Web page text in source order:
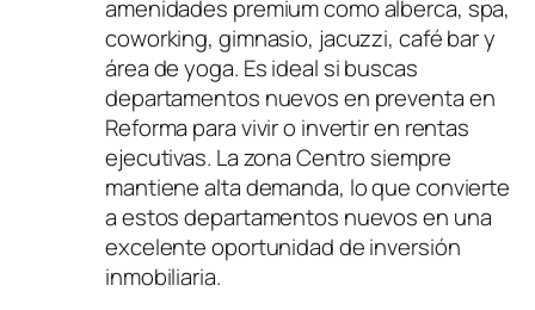
amenidades premium como alberca, spa,
coworking, gimnasio, jacuzzi, café bar y
área de yoga. Es ideal si buscas
departamentos nuevos en preventa en
Reforma para vivir o invertir en rentas
ejecutivas. La zona Centro siempre
mantiene alta demanda, lo que convierte
a estos departamentos nuevos en una
excelente oportunidad de inversión
inmobiliaria.